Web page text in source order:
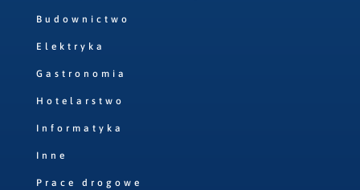
Budownictwo
Elektryka
Gastronomia
Hotelarstwo
Informatyka
Inne
Prace drogowe